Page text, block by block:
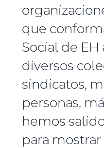
que
Social de
diversos
sindicatos,
personas,
hemos
para